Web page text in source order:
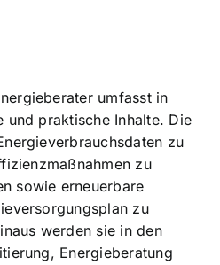
umfasst in
und praktische Inhalte. Die
zu
zu
sowie erneuerbare
zu
werden sie in den
Energieberatung